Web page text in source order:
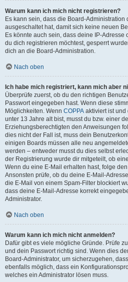
Warum kann ich mich nicht registrieren?
Es kann sein, dass die Board-
ausgeschaltet hat, damit sich keine neuen
Es könnte auch sein, dass deine IP-Adresse
du dich registrieren möchtest, gesperrt
dich an die Board-Administration.
Nach oben
Ich habe mich registriert, kann mich aber
Überprüfe zuerst, ob du den richtigen
Passwort eingegeben hast. Wenn diese
Möglichkeiten. Wenn COPPA aktiviert ist und
unter 13 Jahre alt bist, musst du bzw. einer
Erziehungsberechtigten den Anweisungen
dies nicht der Fall ist, muss dein
einigen Boards müssen alle neu
werden – entweder musst du dies selbst
der Registrierung wurde dir mitgeteilt, ob
Wenn du eine E-Mail erhalten hast, folge
Ansonsten prüfe, ob du deine E-Mail-
die E-Mail von einem Spam-Filter blockiert
dass deine E-Mail-Adresse korrekt
Administrator.
Nach oben
Warum kann ich mich nicht anmelden?
Dafür gibt es viele mögliche Gründe. Prüfe
und dein Passwort richtig sind. Wenn dies
Board-Administrator, um sicherzugehen,
ebenfalls möglich, dass ein
welches ein Administrator lösen muss.